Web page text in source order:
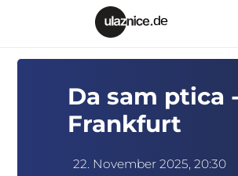
Da sam ptica -
Frankfurt
22. November 2025, 20:30